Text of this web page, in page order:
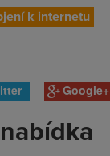
k internetu
Google+